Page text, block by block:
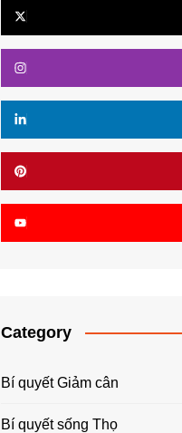
Category
Bí quyết Giảm cân
Bí quyết sống Thọ